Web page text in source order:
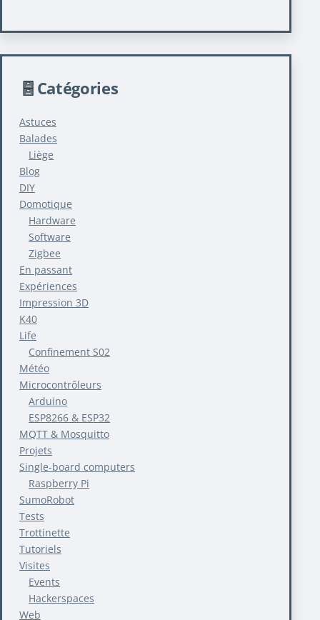
Catégories
Astuces
Balades
Liège
Blog
DIY
Domotique
Hardware
Software
Zigbee
En passant
Expériences
Impression 3D
K40
Life
Confinement S02
Météo
Microcontrôleurs
Arduino
ESP8266 & ESP32
MQTT & Mosquitto
Projets
Single-board computers
Raspberry Pi
SumoRobot
Tests
Trottinette
Tutoriels
Visites
Events
Hackerspaces
Web